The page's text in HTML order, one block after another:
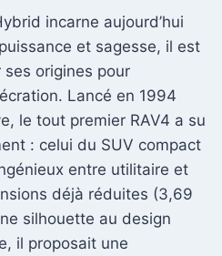
incarne aujourd’hui
et sagesse, il est
origines pour
Lancé en 1994
le tout premier RAV4 a su
: celui du SUV compact
entre utilitaire et
déjà réduites (3,69
silhouette au design
il proposait une